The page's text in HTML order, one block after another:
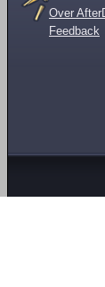
Over
Feedback